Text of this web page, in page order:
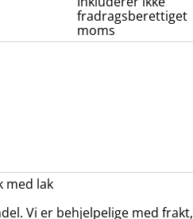
fradragsberettiget
moms
med lak
Vi er behjelpelige med frakt,